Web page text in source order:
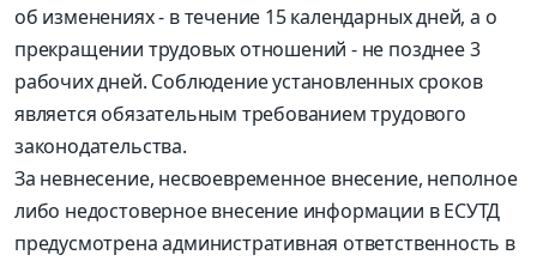
об изменениях - в течение 15 календарных дней, а о
прекращении трудовых отношений - не позднее 3
рабочих дней. Соблюдение установленных сроков
является обязательным требованием трудового
законодательства.
За невнесение, несвоевременное внесение, неполное
либо недостоверное внесение информации в ЕСУТД
предусмотрена административная ответственность в